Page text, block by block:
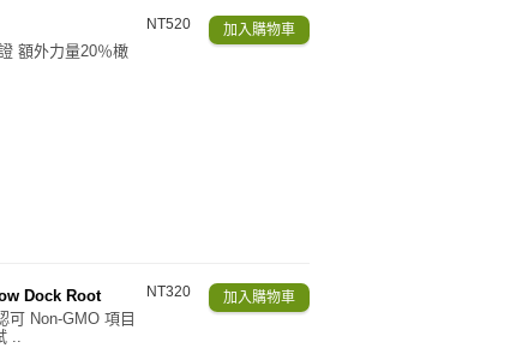
NT520
額外力量20％橄
NT320
Dock Root
Non-GMO 項目
..